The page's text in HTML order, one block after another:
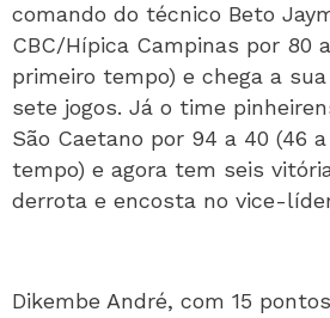
comando do técnico Beto
CBC/Hípica Campinas por 80
primeiro tempo) e chega a
sete jogos. Já o time
São Caetano por 94 a 40 (46
tempo) e agora tem seis
derrota e encosta no vice-
Dikembe André, com 15